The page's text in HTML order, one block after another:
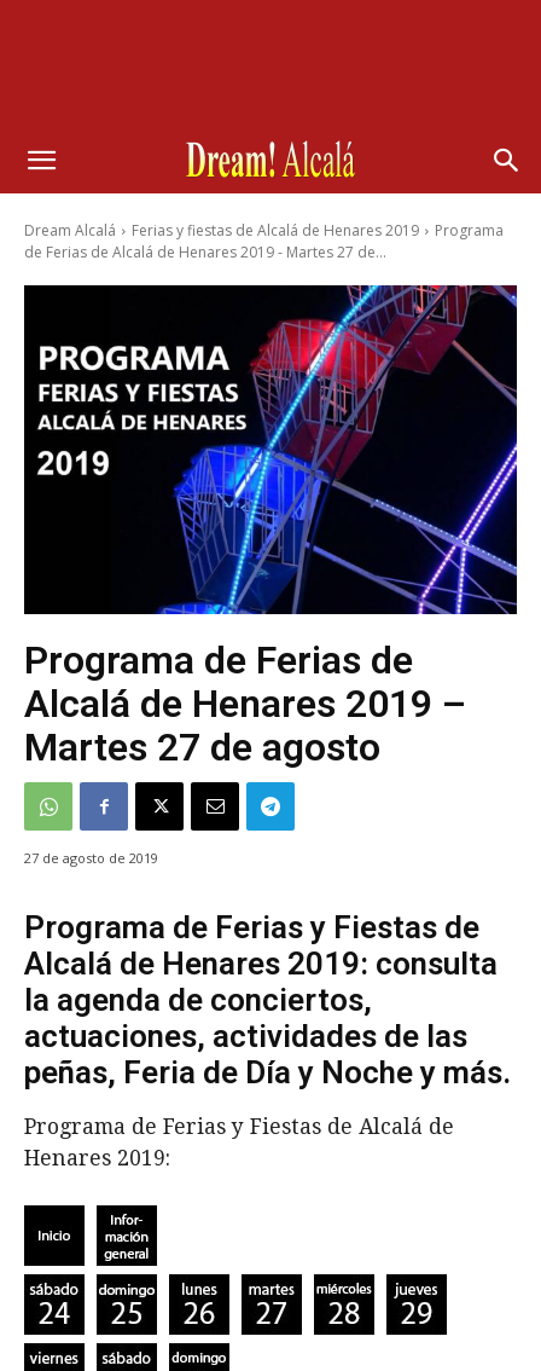
Dream Alcalá Ferias y fiestas de Alcalá de Henares 2019
Programa
de Ferias de Alcalá de Henares 2019 - Martes 27 de...
Programa de Ferias de
Alcalá de Henares 2019 –
Martes 27 de agosto
27 de agosto de 2019
Programa de Ferias y Fiestas de
Alcalá de Henares 2019: consulta
la agenda de conciertos,
actuaciones, actividades de las
peñas, Feria de Día y Noche y más.
Programa de Ferias y Fiestas de Alcalá de
Henares 2019: